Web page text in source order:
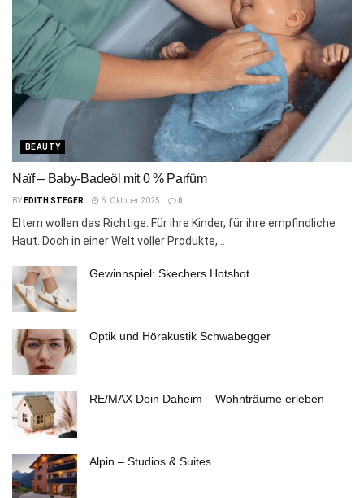
BEAUTY
Naïf – Baby-Badeöl mit 0 % Parfüm
BY EDITH STEGER 6. Oktober 2025 0
Eltern wollen das Richtige. Für ihre Kinder, für ihre empfindliche
Haut. Doch in einer Welt voller Produkte,...
Gewinnspiel: Skechers Hotshot
Optik und Hörakustik Schwabegger
RE/MAX Dein Daheim – Wohnträume erleben
Alpin – Studios & Suites